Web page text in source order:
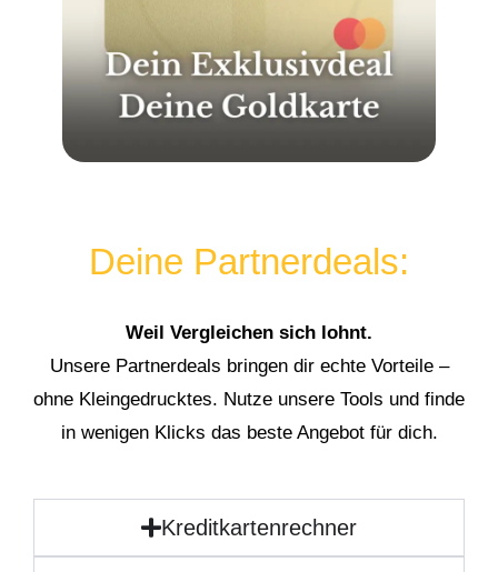
Deine Partnerdeals:
Weil Vergleichen sich lohnt.
Unsere Partnerdeals bringen dir echte Vorteile –
ohne Kleingedrucktes. Nutze unsere Tools und finde
in wenigen Klicks das beste Angebot für dich.
Kreditkartenrechner